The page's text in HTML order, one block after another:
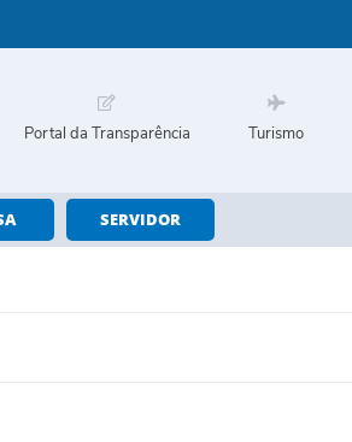
Portal da Transparência Turismo
SERVIDOR